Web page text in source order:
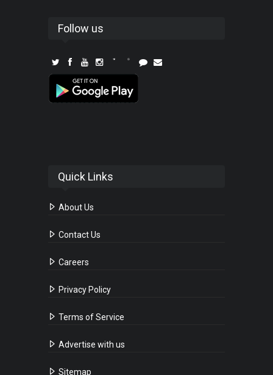
Follow us
Quick Links
About Us
Contact Us
Careers
Privacy Policy
Terms of Service
Advertise with us
Sitemap